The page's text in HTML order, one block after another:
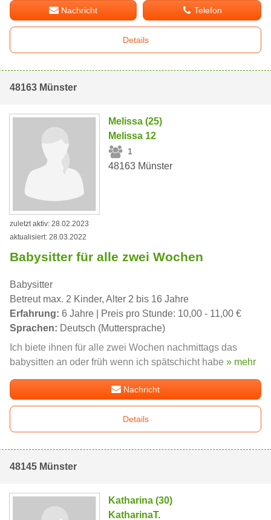
Nachricht Telefon
Details
48163 Münster
Melissa (25)
Melissa 12
1
48163 Münster
zuletzt aktiv: 28.02.2023
aktualisiert: 28.03.2022
Babysitter für alle zwei Wochen
Babysitter
Betreut max. 2 Kinder, Alter 2 bis 16 Jahre
Erfahrung: 6 Jahre | Preis pro Stunde: 10,00 - 11,00 €
Sprachen: Deutsch (Muttersprache)
Ich biete ihnen für alle zwei Wochen nachmittags das
babysitten an oder früh wenn ich spätschicht habe » mehr
Nachricht
Details
48145 Münster
Katharina (30)
KatharinaT.